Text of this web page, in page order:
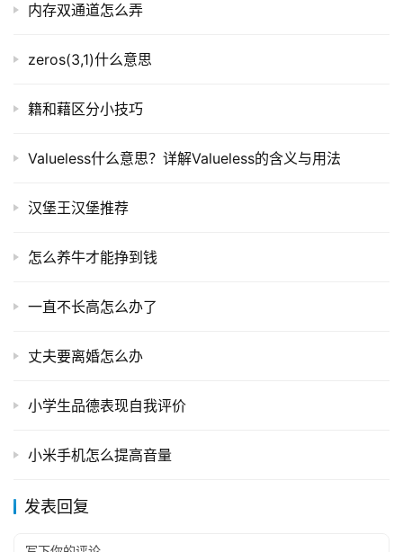
内存双通道怎么弄
zeros(3,1)什么意思
籍和藉区分小技巧
Valueless什么意思？详解Valueless的含义与用法
汉堡王汉堡推荐
怎么养牛才能挣到钱
一直不长高怎么办了
丈夫要离婚怎么办
小学生品德表现自我评价
小米手机怎么提高音量
发表回复